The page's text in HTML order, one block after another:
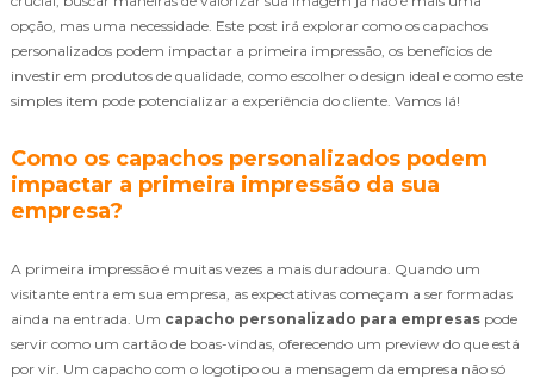
opção, mas uma necessidade. Este post irá explorar como os capachos
personalizados podem impactar a primeira impressão, os benefícios de
investir em produtos de qualidade, como escolher o design ideal e como este
simples item pode potencializar a experiência do cliente. Vamos lá!
Como os capachos personalizados podem
impactar a primeira impressão da sua
empresa?
A primeira impressão é muitas vezes a mais duradoura. Quando um
visitante entra em sua empresa, as expectativas começam a ser formadas
ainda na entrada. Um capacho personalizado para empresas pode
servir como um cartão de boas-vindas, oferecendo um preview do que está
por vir. Um capacho com o logotipo ou a mensagem da empresa não só